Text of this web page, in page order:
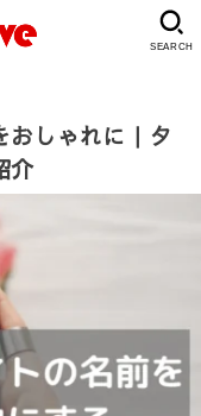
SEARCH
おしゃれに｜タ
介